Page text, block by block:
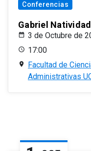
Conferencias
Gabriel
3 de Octubre de
17:00
Facultad de
Administrativas